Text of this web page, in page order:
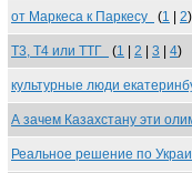
от Маркеса к Паркесу (1 2)
Т3, Т4 или ТТГ (1 2 3 4)
культурные люди
А зачем Казахстану эти
Реальное решение по